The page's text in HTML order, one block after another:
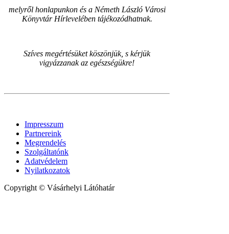
melyről honlapunkon és a Németh László Városi
Könyvtár Hírlevelében tájékozódhatnak.
Szíves megértésüket köszönjük, s kérjük
vigyázzanak az egészségükre!
Impresszum
Partnereink
Megrendelés
Szolgáltatónk
Adatvédelem
Nyilatkozatok
Copyright © Vásárhelyi Látóhatár